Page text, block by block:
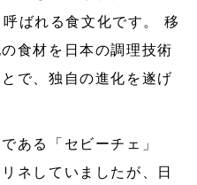
ばれる食文化です。 移
食材を日本の調理技術
で、独自の進化を遂げ
ある「セビーチェ」
ネしていましたが、日